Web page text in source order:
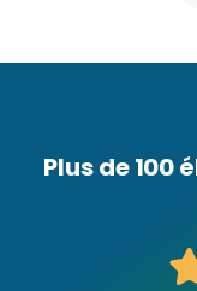
Plus de 100